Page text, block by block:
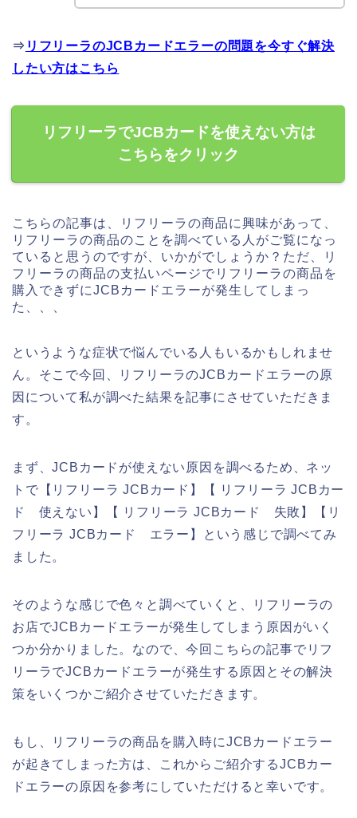
⇒ リフリーラのJCBカードエラーの問題を今すぐ解決
したい方はこちら
リフリーラでJCBカードを使えない方は
こちらをクリック
こちらの記事は、リフリーラの商品に興味があって、
リフリーラの商品のことを調べている人がご覧になっ
ていると思うのですが、いかがでしょうか？ただ、リ
フリーラの商品の支払いページでリフリーラの商品を
購入できずにJCBカードエラーが発生してしまっ
た、、、
というような症状で悩んでいる人もいるかもしれませ
ん。そこで今回、リフリーラのJCBカードエラーの原
因について私が調べた結果を記事にさせていただきま
す。
まず、JCBカードが使えない原因を調べるため、ネッ
トで【リフリーラ JCBカード】【 リフリーラ JCBカー
ド 使えない】【 リフリーラ JCBカード 失敗】【リ
フリーラ JCBカード エラー】という感じで調べてみ
ました。
そのような感じで色々と調べていくと、リフリーラの
お店でJCBカードエラーが発生してしまう原因がいく
つか分かりました。なので、今回こちらの記事でリフ
リーラでJCBカードエラーが発生する原因とその解決
策をいくつかご紹介させていただきます。
もし、リフリーラの商品を購入時にJCBカードエラー
が起きてしまった方は、これからご紹介するJCBカー
ドエラーの原因を参考にしていただけると幸いです。